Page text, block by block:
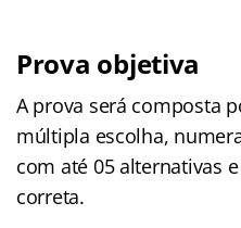
Prova objetiva
A prova será composta
múltipla escolha,
com até 05 alternativas
correta.